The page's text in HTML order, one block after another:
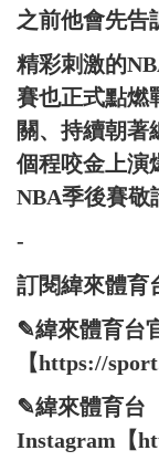
之前他會先告
精彩刺激的
賽也正式點燃
關、持續朝著
個程咬金上演
NBA季後賽敬
-
訂閱緯來體育
✎緯來體育台
【https://
✎緯來體育台
Instagram【